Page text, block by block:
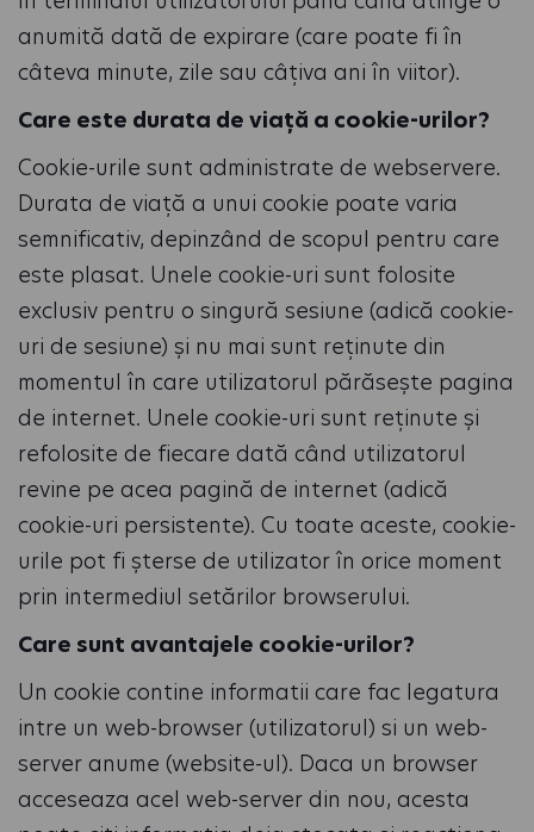
anumită dată de expirare (care poate fi în
câteva minute, zile sau câțiva ani în viitor).
Care este durata de viață a cookie-urilor?
Cookie-urile sunt administrate de webservere.
Durata de viață a unui cookie poate varia
semnificativ, depinzând de scopul pentru care
este plasat. Unele cookie-uri sunt folosite
exclusiv pentru o singură sesiune (adică cookie-
uri de sesiune) și nu mai sunt reținute din
momentul în care utilizatorul părăsește pagina
de internet. Unele cookie-uri sunt reținute și
refolosite de fiecare dată când utilizatorul
revine pe acea pagină de internet (adică
cookie-uri persistente). Cu toate aceste, cookie-
urile pot fi șterse de utilizator în orice moment
prin intermediul setărilor browserului.
Care sunt avantajele cookie-urilor?
Un cookie contine informatii care fac legatura
intre un web-browser (utilizatorul) si un web-
server anume (website-ul). Daca un browser
acceseaza acel web-server din nou, acesta